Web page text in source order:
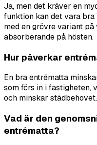
Ja, men det kräver en
funktion kan det vara bra
med en grövre variant
absorberande på hösten.
Hur påverkar
En bra entrématta
som förs in i
och minskar städbehovet.
Vad är den
entrématta?